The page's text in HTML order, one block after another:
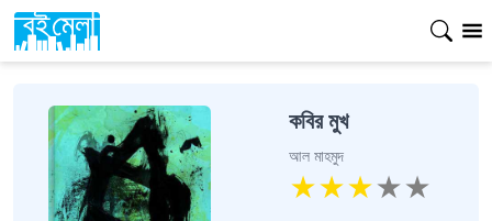
কবির মুখ
আল মাহমুদ
★★★★★